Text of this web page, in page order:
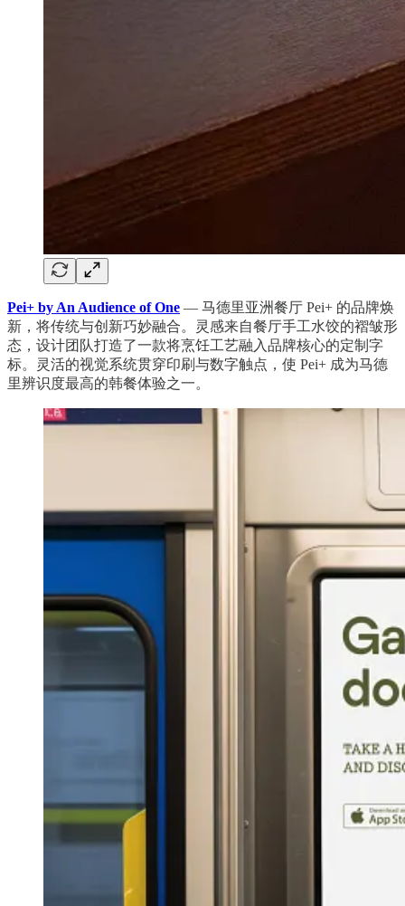
Pei+ by An Audience of One — 马德里亚洲餐厅 Pei+ 的品牌焕
新，将传统与创新巧妙融合。灵感来自餐厅手工水饺的褶皱形
态，设计团队打造了一款将烹饪工艺融入品牌核心的定制字
标。灵活的视觉系统贯穿印刷与数字触点，使 Pei+ 成为马德
里辨识度最高的韩餐体验之一。